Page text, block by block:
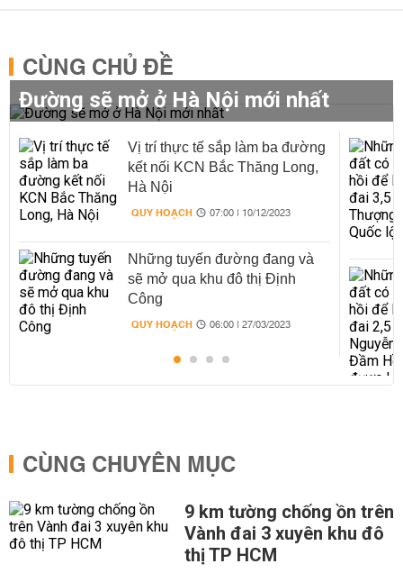
CÙNG CHỦ ĐỀ
Đường sẽ mở ở Hà Nội mới nhất
Vị trí thực tế sắp làm ba đường
kết nối KCN Bắc Thăng Long,
Hà Nội
QUY HOẠCH 07:00 | 10/12/2023
Những tuyến đường đang và
sẽ mở qua khu đô thị Định
Công
QUY HOẠCH 06:00 | 27/03/2023
CÙNG CHUYÊN MỤC
9 km tường chống ồn trên
Vành đai 3 xuyên khu đô
thị TP HCM